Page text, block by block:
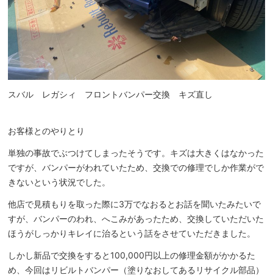
スバル レガシィ フロントバンパー交換 キズ直し
お客様とのやりとり
単独の事故でぶつけてしまったそうです。キズは大きくはなかった
ですが、バンパーがわれていたため、交換での修理でしか作業がで
きないという状況でした。
他店で見積もりを取った際に3万でなおるとお話を聞いたみたいで
すが、バンパーのわれ、へこみがあったため、交換していただいた
ほうがしっかりキレイに治るという話をさせていただきました。
しかし新品で交換をすると100,000円以上の修理金額がかかるた
め、今回はリビルトバンパー（塗りなおしてあるリサイクル部品）